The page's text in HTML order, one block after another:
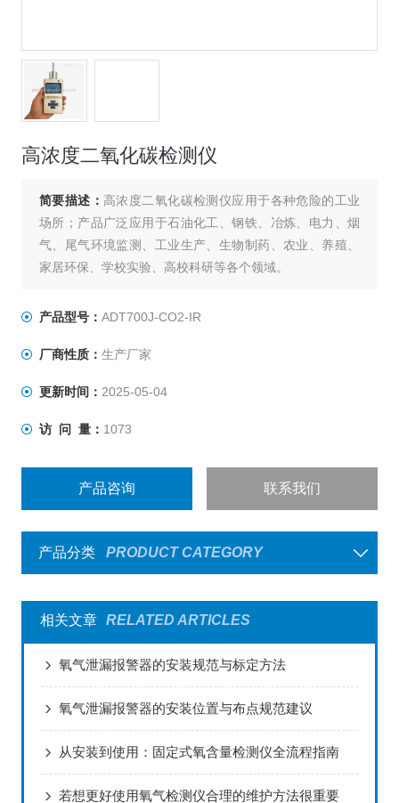
高浓度二氧化碳检测仪
简要描述： 高浓度二氧化碳检测仪应用于各种危险的工业
场所；产品广泛应用于石油化工、钢铁、冶炼、电力、烟
气、尾气环境监测、工业生产、生物制药、农业、养殖、
家居环保、学校实验、高校科研等各个领域。
产品型号： ADT700J-CO2-IR
厂商性质： 生产厂家
更新时间： 2025-05-04
访 问 量： 1073
产品咨询 联系我们
产品分类 PRODUCT CATEGORY
相关文章 RELATED ARTICLES
氧气泄漏报警器的安装规范与标定方法
氧气泄漏报警器的安装位置与布点规范建议
从安装到使用：固定式氧含量检测仪全流程指南
若想更好使用氧气检测仪合理的维护方法很重要